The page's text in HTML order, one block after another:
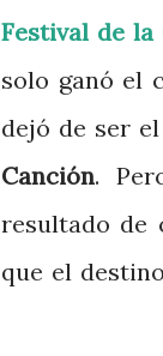
Festival de
solo ganó el
dejó de ser
Canción.
resultado de
que el